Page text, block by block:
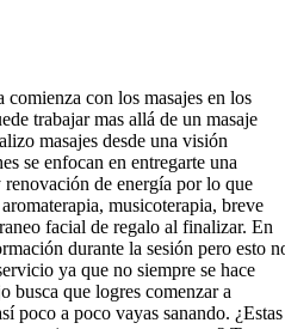
con los masajes en los
trabajar mas allá de un masaje
masajes desde una visión
se enfocan en entregarte una
de energía por lo que
musicoterapia, breve
facial de regalo al finalizar. En
durante la sesión pero esto
ya que no siempre se hace
busca que logres comenzar a
poco a poco vayas sanando. ¿Estas